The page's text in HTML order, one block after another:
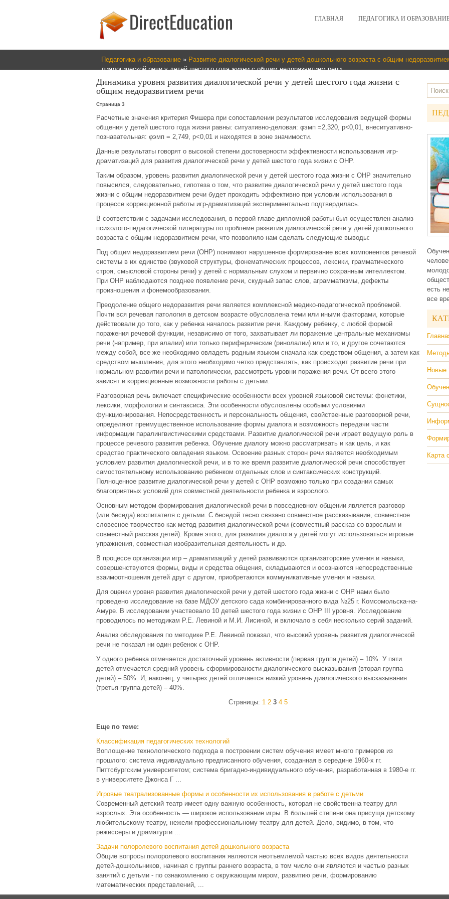
ГЛАВНАЯ ПЕДАГОГИКА И
Педагогика и образование » Развитие диалогической речи у детей дошкольного возраста с общим
диалогической речи у детей шестого года жизни с общим недоразвитием речи
Динамика уровня развития диалогической речи у детей шестого года жизни с
общим недоразвитием речи
Страница 3
Расчетные значения критерия Фишера при сопоставлении результатов исследования ведущей формы
общения у детей шестого года жизни равны: ситуативно-деловая: φэмп =2,320, p<0,01, внеситуативно-
познавательная: φэмп = 2,749, p<0,01 и находятся в зоне значимости.
Данные результаты говорят о высокой степени достоверности эффективности использования игр-
драматизаций для развития диалогической речи у детей шестого года жизни с ОНР.
Таким образом, уровень развития диалогической речи у детей шестого года жизни с ОНР значительно
повысился, следовательно, гипотеза о том, что развитие диалогической речи у детей шестого года
жизни с общим недоразвитием речи будет проходить эффективно при условии использования в
процессе коррекционной работы игр-драматизаций экспериментально подтвердилась.
В соответствии с задачами исследования, в первой главе дипломной работы был осуществлен анализ
психолого-педагогической литературы по проблеме развития диалогической речи у детей дошкольного
возраста с общим недоразвитием речи, что позволило нам сделать следующие выводы:
Под общим недоразвитием речи (ОНР) понимают нарушенное формирование всех компонентов речевой
системы в их единстве (звуковой структуры, фонематических процессов, лексики, грамматического
строя, смысловой стороны речи) у детей с нормальным слухом и первично сохранным интеллектом.
При ОНР наблюдаются позднее появление речи, скудный запас слов, аграмматизмы, дефекты
произношения и фонемообразования.
Преодоление общего недоразвития речи является комплексной медико-педагогической проблемой.
Почти вся речевая патология в детском возрасте обусловлена теми или иными факторами, которые
действовали до того, как у ребенка началось развитие речи. Каждому ребенку, с любой формой
поражения речевой функции, независимо от того, захватывает ли поражение центральные механизмы
речи (например, при алалии) или только периферические (ринолалии) или и то, и другое сочетаются
между собой, все же необходимо овладеть родным языком сначала как средством общения, а затем как
средством мышления, для этого необходимо четко представлять, как происходит развитие речи при
нормальном развитии речи и патологически, рассмотреть уровни поражения речи. От всего этого
зависят и коррекционные возможности работы с детьми.
Разговорная речь включает специфические особенности всех уровней языковой системы: фонетики,
лексики, морфологии и синтаксиса. Эти особенности обусловлены особыми условиями
функционирования. Непосредственность и персональность общения, свойственные разговорной речи,
определяют преимущественное использование формы диалога и возможность передачи части
информации паралингвистическими средствами. Развитие диалогической речи играет ведущую роль в
процессе речевого развития ребенка. Обучение диалогу можно рассматривать и как цель, и как
средство практического овладения языком. Освоение разных сторон речи является необходимым
условием развития диалогической речи, и в то же время развитие диалогической речи способствует
самостоятельному использованию ребенком отдельных слов и синтаксических конструкций.
Полноценное развитие диалогической речи у детей с ОНР возможно только при создании самых
благоприятных условий для совместной деятельности ребенка и взрослого.
Основным методом формирования диалогической речи в повседневном общении является разговор
(или беседа) воспитателя с детьми. С беседой тесно связано совместное рассказывание, совместное
словесное творчество как метод развития диалогической речи (совместный рассказ со взрослым и
совместный рассказ детей). Кроме этого, для развития диалога у детей могут использоваться игровые
упражнения, совместная изобразительная деятельность и др.
В процессе организации игр – драматизаций у детей развиваются организаторские умения и навыки,
совершенствуются формы, виды и средства общения, складываются и осознаются непосредственные
взаимоотношения детей друг с другом, приобретаются коммуникативные умения и навыки.
Для оценки уровня развития диалогической речи у детей шестого года жизни с ОНР нами было
проведено исследование на базе МДОУ детского сада комбинированного вида №25 г. Комсомольска-на-
Амуре. В исследовании участвовало 10 детей шестого года жизни с ОНР III уровня. Исследование
проводилось по методикам Р.Е. Левиной и М.И. Лисиной, и включало в себя несколько серий заданий.
Анализ обследования по методике Р.Е. Левиной показал, что высокий уровень развития диалогической
речи не показал ни один ребенок с ОНР.
У одного ребенка отмечается достаточный уровень активности (первая группа детей) – 10%. У пяти
детей отмечается средний уровень сформированости диалогического высказывания (вторая группа
детей) – 50%. И, наконец, у четырех детей отличается низкий уровень диалогического высказывания
(третья группа детей) – 40%.
Страницы: 1 2 3 4 5
Еще по теме:
Классификация педагогических технологий
Воплощение технологического подхода в построении систем обучения имеет много примеров из
прошлого: система индивидуально предписанного обучения, созданная в середине 1960-х гг.
Питтсбургским университетом; система бригадно-индивидуального обучения, разработанная в 1980-е гг.
в университете Джонса Г ...
Игровые театрализованные формы и особенности их использования в работе с детьми
Современный детский театр имеет одну важную особенность, которая не свойственна театру для
взрослых. Эта особенность — широкое использование игры. В большей степени она присуща детскому
любительскому театру, нежели профессиональному театру для детей. Дело, видимо, в том, что
режиссеры и драматурги ...
Задачи полоролевого воспитания детей дошкольного возраста
Общие вопросы полоролевого воспитания являются неотъемлемой частью всех видов деятельности
детей-дошкольников, начиная с группы раннего возраста, в том числе они являются и частью разных
занятий с детьми - по ознакомлению с окружающим миром, развитию речи, формированию
математических представлений, ...
есть
все
Новые
Карта